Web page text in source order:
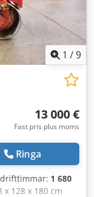
1 /9
13 000 €
Fast pris plus moms
Ringa
1 680
x 128 x 180 cm